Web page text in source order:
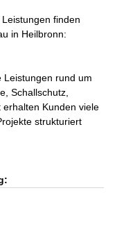
finden
in Heilbronn:
Leistungen rund um
Schallschutz,
Kunden viele
strukturiert